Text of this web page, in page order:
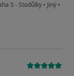
5 - Stodůlky • Jiný •